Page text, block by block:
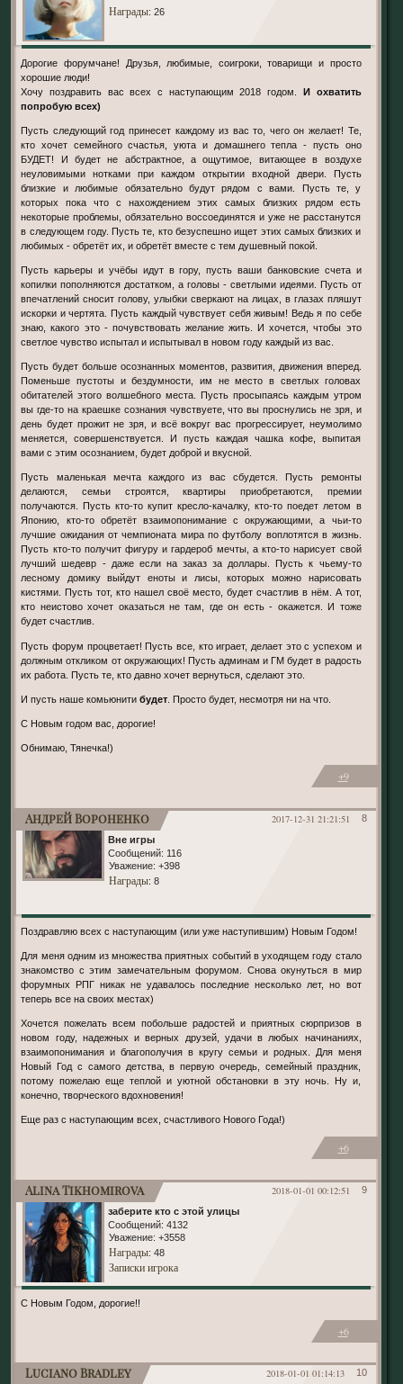
Награды: 26
Дорогие форумчане! Друзья, любимые, соигроки, товарищи и просто
хорошие люди!
Хочу поздравить вас всех с наступающим 2018 годом. И охватить
попробую всех)
Пусть следующий год принесет каждому из вас то, чего он желает! Те,
кто хочет семейного счастья, уюта и домашнего тепла - пусть оно
БУДЕТ! И будет не абстрактное, а ощутимое, витающее в воздухе
неуловимыми нотками при каждом открытии входной двери. Пусть
близкие и любимые обязательно будут рядом с вами. Пусть те, у
которых пока что с нахождением этих самых близких рядом есть
некоторые проблемы, обязательно воссоединятся и уже не расстанутся
в следующем году. Пусть те, кто безуспешно ищет этих самых близких и
любимых - обретёт их, и обретёт вместе с тем душевный покой.
Пусть карьеры и учёбы идут в гору, пусть ваши банковские счета и
копилки пополняются достатком, а головы - светлыми идеями. Пусть от
впечатлений сносит голову, улыбки сверкают на лицах, в глазах пляшут
искорки и чертята. Пусть каждый чувствует себя живым! Ведь я по себе
знаю, какого это - почувствовать желание жить. И хочется, чтобы это
светлое чувство испытал и испытывал в новом году каждый из вас.
Пусть будет больше осознанных моментов, развития, движения вперед.
Поменьше пустоты и бездумности, им не место в светлых головах
обитателей этого волшебного места. Пусть просыпаясь каждым утром
вы где-то на краешке сознания чувствуете, что вы проснулись не зря, и
день будет прожит не зря, и всё вокруг вас прогрессирует, неумолимо
меняется, совершенствуется. И пусть каждая чашка кофе, выпитая
вами с этим осознанием, будет доброй и вкусной.
Пусть маленькая мечта каждого из вас сбудется. Пусть ремонты
делаются, семьи строятся, квартиры приобретаются, премии
получаются. Пусть кто-то купит кресло-качалку, кто-то поедет летом в
Японию, кто-то обретёт взаимопонимание с окружающими, а чьи-то
лучшие ожидания от чемпионата мира по футболу воплотятся в жизнь.
Пусть кто-то получит фигуру и гардероб мечты, а кто-то нарисует свой
лучший шедевр - даже если на заказ за доллары. Пусть к чьему-то
лесному домику выйдут еноты и лисы, которых можно нарисовать
кистями. Пусть тот, кто нашел своё место, будет счастлив в нём. А тот,
кто неистово хочет оказаться не там, где он есть - окажется. И тоже
будет счастлив.
Пусть форум процветает! Пусть все, кто играет, делает это с успехом и
должным откликом от окружающих! Пусть админам и ГМ будет в радость
их работа. Пусть те, кто давно хочет вернуться, сделают это.
И пусть наше комьюнитибудет . Просто будет, несмотря ни на что.
С Новым годом вас, дорогие!
Обнимаю, Тянечка!)
+9
8
2017-12-31 21:21:51
Андрей Вороненко
Вне игры
Сообщений: 116
Уважение: +398
Награды: 8
Поздравляю всех с наступающим (или уже наступившим) Новым Годом!
Для меня одним из множества приятных событий в уходящем году стало
знакомство с этим замечательным форумом. Снова окунуться в мир
форумных РПГ никак не удавалось последние несколько лет, но вот
теперь все на своих местах)
Хочется пожелать всем побольше радостей и приятных сюрпризов в
новом году, надежных и верных друзей, удачи в любых начинаниях,
взаимопонимания и благополучия в кругу семьи и родных. Для меня
Новый Год с самого детства, в первую очередь, семейный праздник,
потому пожелаю еще теплой и уютной обстановки в эту ночь. Ну и,
конечно, творческого вдохновения!
Еще раз с наступающим всех, счастливого Нового Года!)
+6
9
2018-01-01 00:12:51
Alina Tikhomirova
заберите кто с этой улицы
Сообщений: 4132
Уважение: +3558
Награды: 48
Записки игрока
С Новым Годом, дорогие!!
+6
10
2018-01-01 01:14:13
Luciano Bradley